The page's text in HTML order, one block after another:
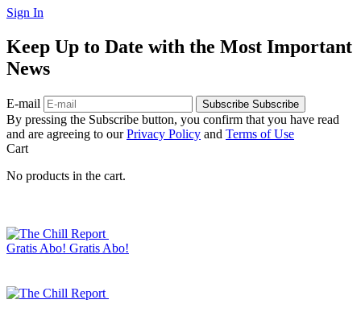
Sign In
Keep Up to Date with the Most Important
News
E-mail Subscribe Subscribe
By pressing the Subscribe button, you confirm that you have read
and are agreeing to ourPrivacy Policy and Terms of Use
Cart
No products in the cart.
Gratis Abo! Gratis Abo!